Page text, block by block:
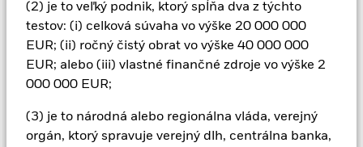
(2) je to veľký podnik, ktorý spĺňa dva z týchto
testov: (i) celková súvaha vo výške 20 000 000
EUR; (ii) ročný čistý obrat vo výške 40 000 000
EUR; alebo (iii) vlastné finančné zdroje vo výške 2
000 000 EUR;
(3) je to národná alebo regionálna vláda, verejný
orgán, ktorý spravuje verejný dlh, centrálna banka,
triedy akcií vo fonde. Správcovská spoločnosť zabezpečí, aby
boli zavedené vhodné postupy na minimalizáciu rizika nákazy
inej triedy akcií. Pomocou rozbaľovacieho zoznamu priamo
pod názvom fondu zobrazíte zoznam všetkých tried akcií
fondu – triedy akcií so zaistením meny sú označené slovom
akcií zabezpečených voči menám je okrem toho k dispozícii na
vyžiadanie od správcovskej spoločnosti